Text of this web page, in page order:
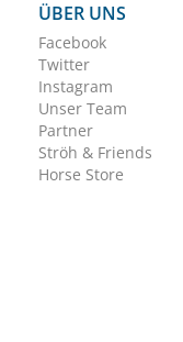
ÜBER UNS
Facebook
Twitter
Instagram
Unser Team
Partner
Ströh & Friends
Horse Store